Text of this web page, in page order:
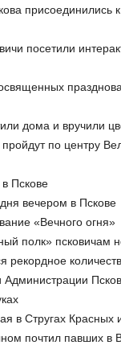
присоединились
посетили
дома и вручили
по центру
Пскове
вечером в Пскове
«Вечного огня»
полк» псковичам
в Стругах Красных
почтил павших в